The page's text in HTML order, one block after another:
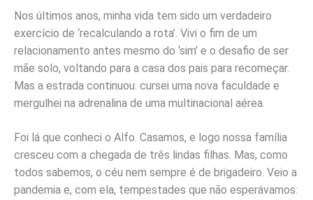
Nos últimos anos, minha vida tem sido um verdadeiro
exercício de ‘recalculando a rota’. Vivi o fim de um
relacionamento antes mesmo do ‘sim’ e o desafio de ser
mãe solo, voltando para a casa dos pais para recomeçar.
Mas a estrada continuou: cursei uma nova faculdade e
mergulhei na adrenalina de uma multinacional aérea.
Foi lá que conheci o Alfo. Casamos, e logo nossa família
cresceu com a chegada de três lindas filhas. Mas, como
todos sabemos, o céu nem sempre é de brigadeiro. Veio a
pandemia e, com ela, tempestades que não esperávamos: